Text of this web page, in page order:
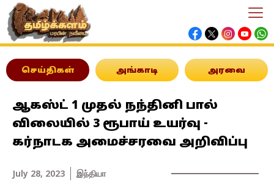
செய்திகள் அங்காடி அரவை
ஆகஸ்ட் 1 முதல் நந்தினி பால்
விலையில் 3 ரூபாய் உயர்வு -
கர்நாடக அமைச்சரவை அறிவிப்பு
July 28, 2023 இந்தியா